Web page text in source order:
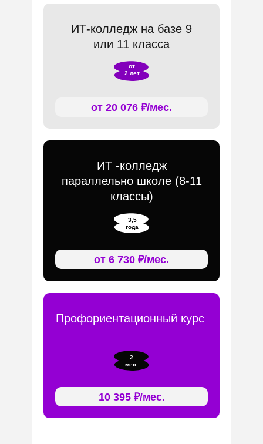
ИТ-колледж на базе 9
или 11 класса
от
2 лет
ИТ -колледж
параллельно школе (8-11
классы)
от 6 730 ₽/мес.
3,5
года
2
мес.
Профориентационный курс
от 20 076 ₽/мес.
10 395 ₽/мес.